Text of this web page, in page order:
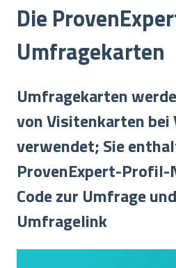
Die
Umfragekarten
Umfragekarten
von Visitenkarten
verwendet; Sie
ProvenExpert-Profil-
Code zur Umfrage
Umfragelink